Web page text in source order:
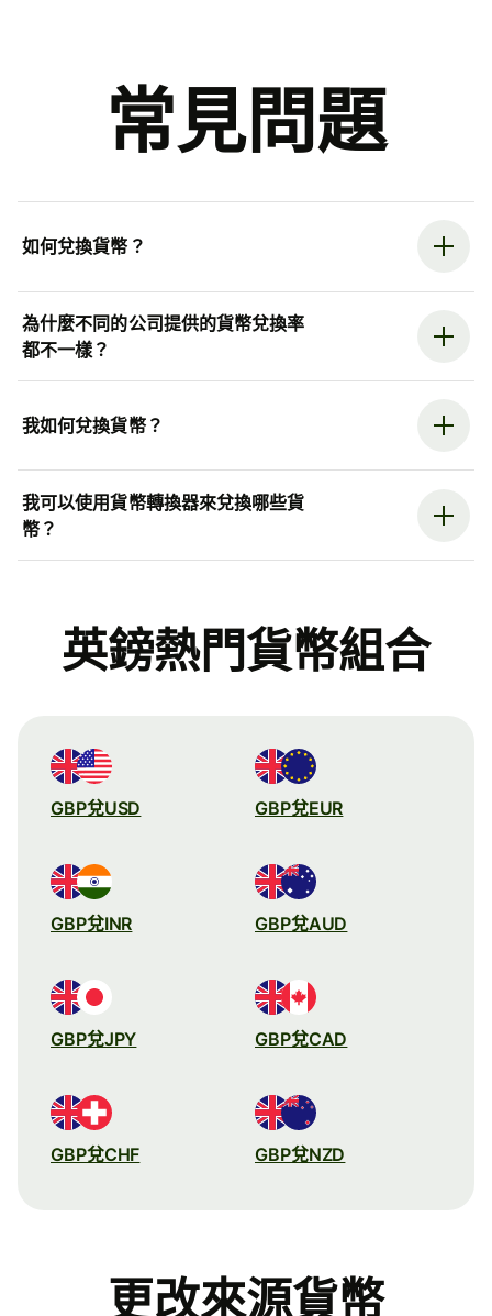
常見問題
如何兌換貨幣？
為什麼不同的公司提供的貨幣兌換率
都不一樣？
我如何兌換貨幣？
我可以使用貨幣轉換器來兌換哪些貨
幣？
英鎊熱門貨幣組合
GBP兌USD GBP兌EUR
GBP兌INR GBP兌AUD
GBP兌JPY GBP兌CAD
GBP兌CHF GBP兌NZD
更改來源貨幣